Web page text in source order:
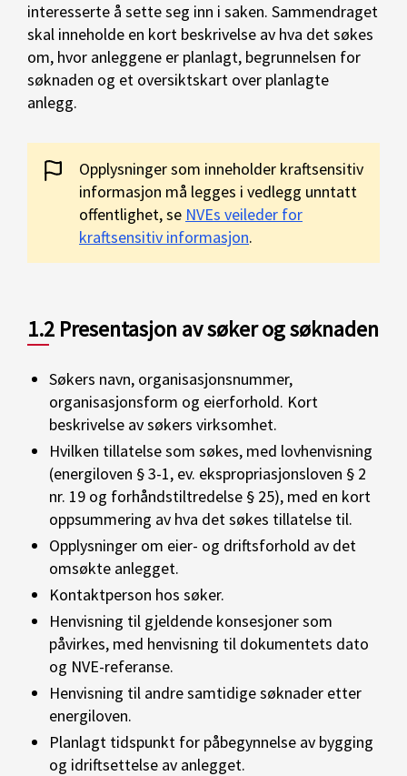
interesserte å sette seg inn i saken. Sammendraget
skal inneholde en kort beskrivelse av hva det søkes
om, hvor anleggene er planlagt, begrunnelsen for
søknaden og et oversiktskart over planlagte
anlegg.
Opplysninger som inneholder kraftsensitiv
informasjon må legges i vedlegg unntatt
offentlighet, se NVEs veileder for
kraftsensitiv informasjon.
1.2 Presentasjon av søker og søknaden
Søkers navn, organisasjonsnummer,
organisasjonsform og eierforhold. Kort
beskrivelse av søkers virksomhet.
Hvilken tillatelse som søkes, med lovhenvisning
(energiloven § 3-1, ev. ekspropriasjonsloven § 2
nr. 19 og forhåndstiltredelse § 25), med en kort
oppsummering av hva det søkes tillatelse til.
Opplysninger om eier- og driftsforhold av det
omsøkte anlegget.
Kontaktperson hos søker.
Henvisning til gjeldende konsesjoner som
påvirkes, med henvisning til dokumentets dato
og NVE-referanse.
Henvisning til andre samtidige søknader etter
energiloven.
Planlagt tidspunkt for påbegynnelse av bygging
og idriftsettelse av anlegget.